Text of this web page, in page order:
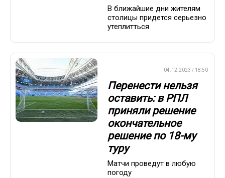
В ближайшие дни жителям
столицы придется серьезно
утеплитться
04.12.2023 / 18:50
Перенести нельзя
оставить: в РПЛ
приняли решение
окончательное
решение по 18-му
туру
Матчи проведут в любую
погоду